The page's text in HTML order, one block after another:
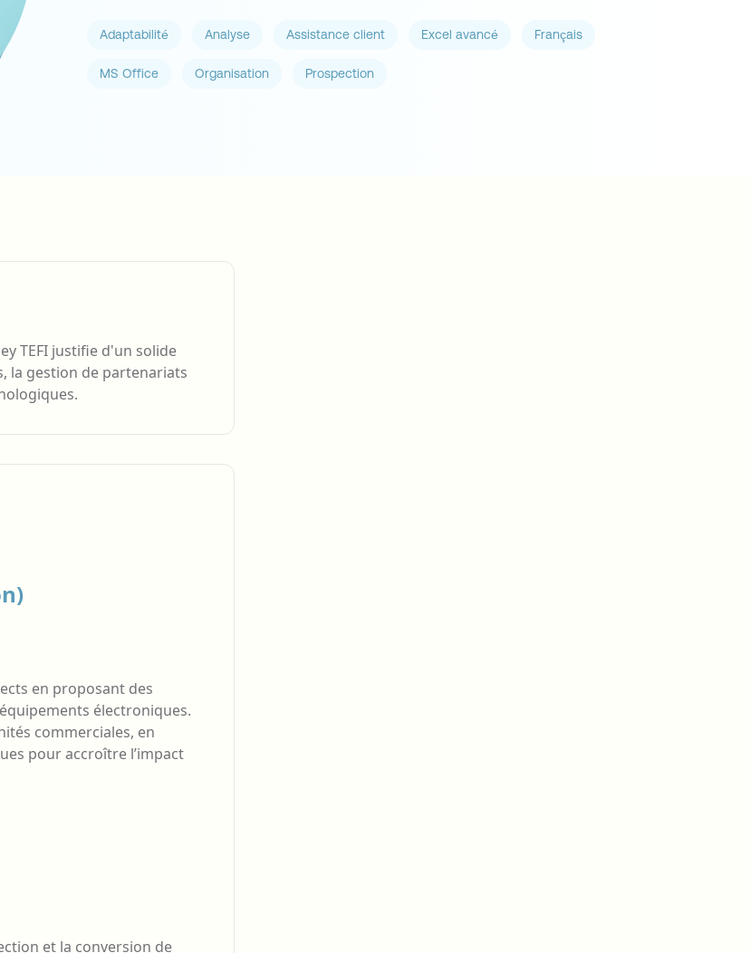
Adaptabilité Analyse Assistance client Excel avancé Français
MS Office Organisation Prospection
TEFI justifie d'un solide
la gestion de partenariats
en proposant des
électroniques.
commerciales, en
pour accroître l’impact
et la conversion de